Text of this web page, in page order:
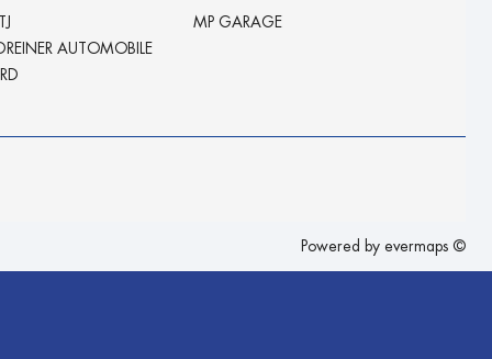
AUTOMOBILE
MP GARAGE
Powered by evermaps ©